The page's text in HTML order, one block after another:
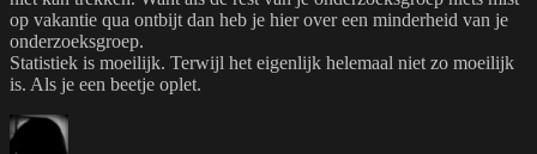
op vakantie qua ontbijt dan heb je hier over een minderheid van je
onderzoeksgroep.
Statistiek is moeilijk. Terwijl het eigenlijk helemaal niet zo moeilijk
is. Als je een beetje oplet.